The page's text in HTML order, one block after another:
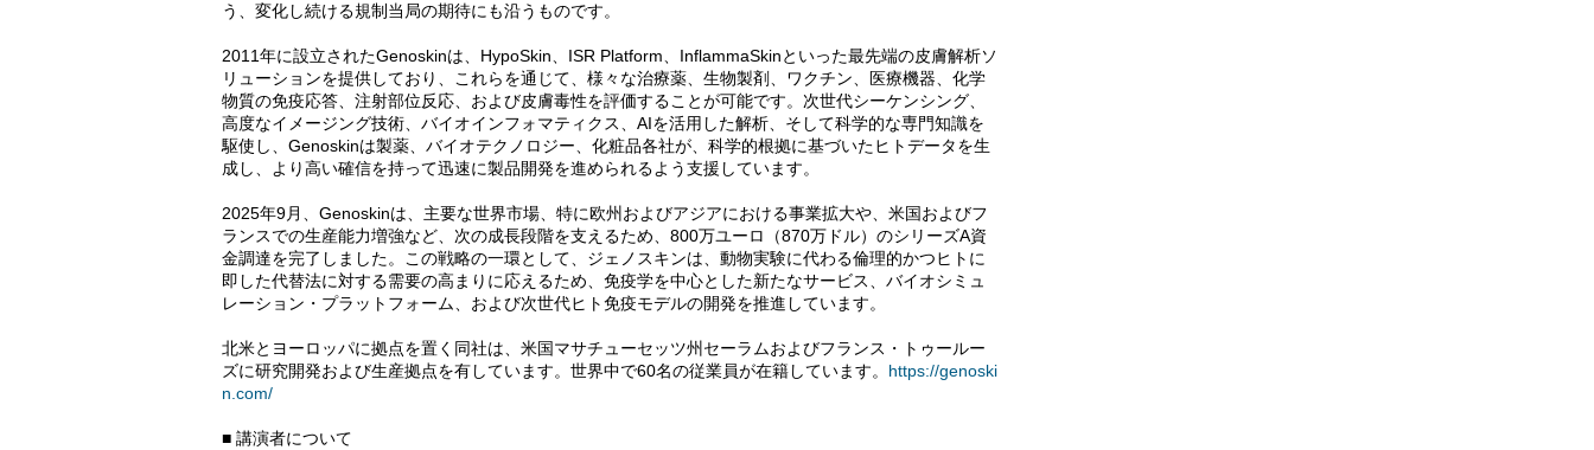
う、変化し続ける規制当局の期待にも沿うものです。
2011年に設立されたGenoskinは、HypoSkin、ISR Platform、InflammaSkinといった最先端の皮膚解析ソ
リューションを提供しており、これらを通じて、様々な治療薬、生物製剤、ワクチン、医療機器、化学
物質の免疫応答、注射部位反応、および皮膚毒性を評価することが可能です。次世代シーケンシング、
高度なイメージング技術、バイオインフォマティクス、AIを活用した解析、そして科学的な専門知識を
駆使し、Genoskinは製薬、バイオテクノロジー、化粧品各社が、科学的根拠に基づいたヒトデータを生
成し、より高い確信を持って迅速に製品開発を進められるよう支援しています。
2025年9月、Genoskinは、主要な世界市場、特に欧州およびアジアにおける事業拡大や、米国およびフ
ランスでの生産能力増強など、次の成長段階を支えるため、800万ユーロ（870万ドル）のシリーズA資
金調達を完了しました。この戦略の一環として、ジェノスキンは、動物実験に代わる倫理的かつヒトに
即した代替法に対する需要の高まりに応えるため、免疫学を中心とした新たなサービス、バイオシミュ
レーション・プラットフォーム、および次世代ヒト免疫モデルの開発を推進しています。
北米とヨーロッパに拠点を置く同社は、米国マサチューセッツ州セーラムおよびフランス・トゥールー
ズに研究開発および生産拠点を有しています。世界中で60名の従業員が在籍しています。 https://genoski
n.com/
■ 講演者について